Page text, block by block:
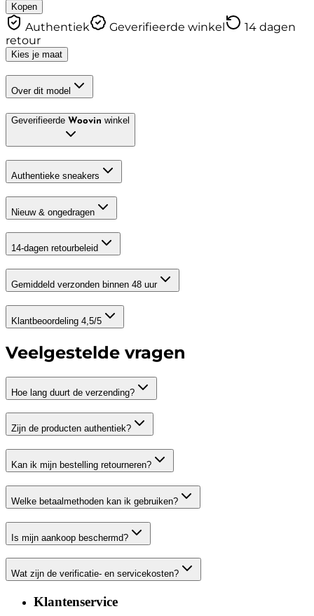
Kopen
Authentiek Geverifieerde winkel
14 dagen
retour
Kies je maat
Over dit model
Geverifieerde Woovin winkel
Authentieke sneakers
Nieuw & ongedragen
14-dagen retourbeleid
Gemiddeld verzonden binnen 48 uur
Klantbeoordeling 4,5/5
Veelgestelde vragen
Hoe lang duurt de verzending?
Zijn de producten authentiek?
Kan ik mijn bestelling retourneren?
Welke betaalmethoden kan ik gebruiken?
Is mijn aankoop beschermd?
Wat zijn de verificatie- en servicekosten?
Klantenservice